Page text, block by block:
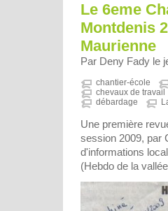
Le 6eme
Montdenis
Maurienne
Par Deny Fady le
chantier-école
chevaux de travail
débardage
Une première
session 2009, par
d'informations
(Hebdo de la